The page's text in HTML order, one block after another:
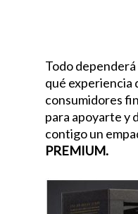
Todo dependerá
qué experiencia
consumidores
para apoyarte y
contigo un
PREMIUM.